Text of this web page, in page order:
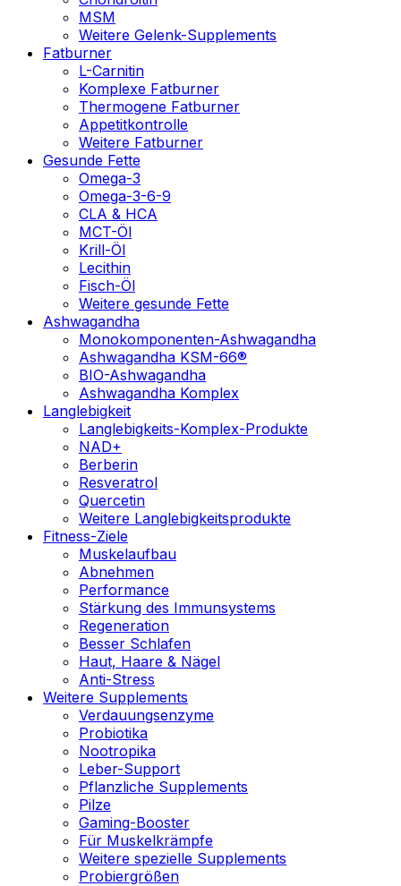
MSM
Weitere Gelenk-Supplements
Fatburner
L-Carnitin
Komplexe Fatburner
Thermogene Fatburner
Appetitkontrolle
Weitere Fatburner
Gesunde Fette
Omega-3
Omega-3-6-9
CLA & HCA
MCT-Öl
Krill-Öl
Lecithin
Fisch-Öl
Weitere gesunde Fette
Ashwagandha
Monokomponenten-Ashwagandha
Ashwagandha KSM-66®
BIO-Ashwagandha
Ashwagandha Komplex
Langlebigkeit
Langlebigkeits-Komplex-Produkte
NAD+
Berberin
Resveratrol
Quercetin
Weitere Langlebigkeitsprodukte
Fitness-Ziele
Muskelaufbau
Abnehmen
Performance
Stärkung des Immunsystems
Regeneration
Besser Schlafen
Haut, Haare & Nägel
Anti-Stress
Weitere Supplements
Verdauungsenzyme
Probiotika
Nootropika
Leber-Support
Pflanzliche Supplements
Pilze
Gaming-Booster
Für Muskelkrämpfe
Weitere spezielle Supplements
Probiergrößen